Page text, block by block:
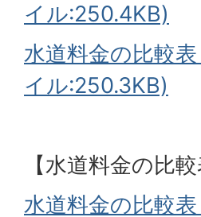
イル:250.4KB)
水道料金の比較
イル:250.3KB)
【水道料金の比
水道料金の比較